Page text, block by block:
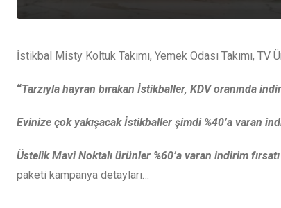
İstikbal Misty Koltuk Takımı, Yemek Odası Takımı,
“Tarzıyla hayran bırakan İstikballer, KDV oranında
Evinize çok yakışacak İstikballer şimdi %40’a varan
Üstelik Mavi Noktalı ürünler %60’a varan indirim
paketi kampanya detayları…